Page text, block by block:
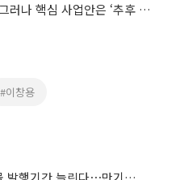
싸이월드, 10월 부활 예고…그러나 핵심 사업안은 ‘추후 공개’
#이창용